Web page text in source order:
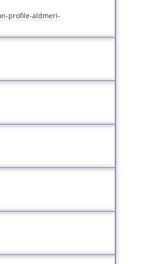
profile-aldmeri-